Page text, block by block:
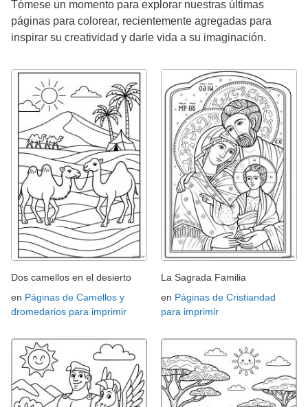
Tómese un momento para explorar nuestras últimas
páginas para colorear, recientemente agregadas para
inspirar su creatividad y darle vida a su imaginación.
Dos camellos en el desierto
en Páginas de Camellos y
dromedarios para imprimir
La Sagrada Familia
en Páginas de Cristiandad
para imprimir